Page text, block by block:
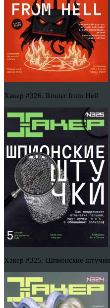
Хакер #326. Router from Hell
Хакер #325. Шпионские штучки